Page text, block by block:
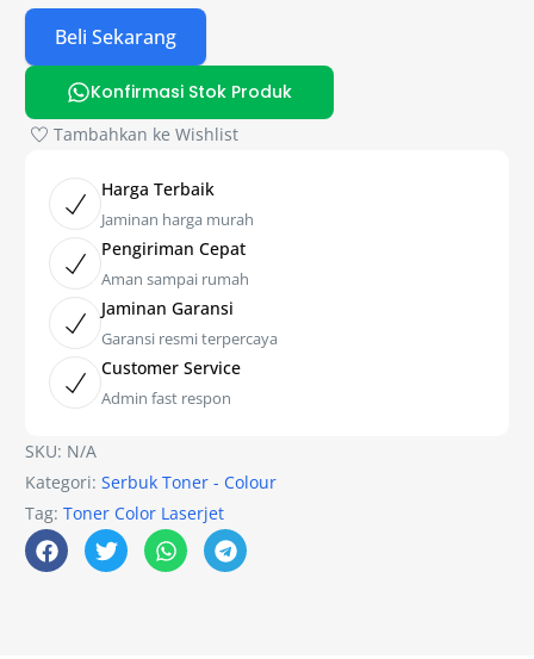
Beli Sekarang
Konfirmasi Stok Produk
Tambahkan ke Wishlist
Harga Terbaik
Jaminan harga murah
Pengiriman Cepat
Aman sampai rumah
Jaminan Garansi
Garansi resmi terpercaya
Customer Service
Admin fast respon
SKU: N/A
Kategori:Serbuk Toner - Colour
Tag:Toner Color Laserjet